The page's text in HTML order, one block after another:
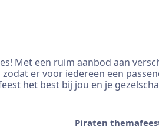
Met een ruim aanbod aan
er voor iedereen een
het best bij jou en je
Piraten